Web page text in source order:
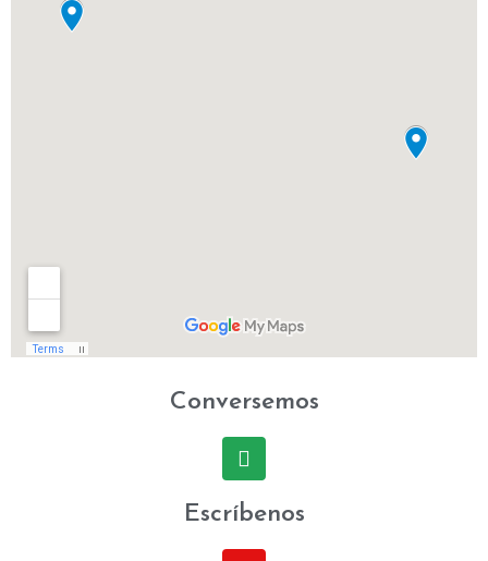
Conversemos
Escríbenos